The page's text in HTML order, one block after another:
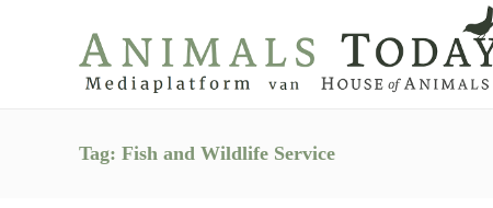
Tag: Fish and Wildlife Service